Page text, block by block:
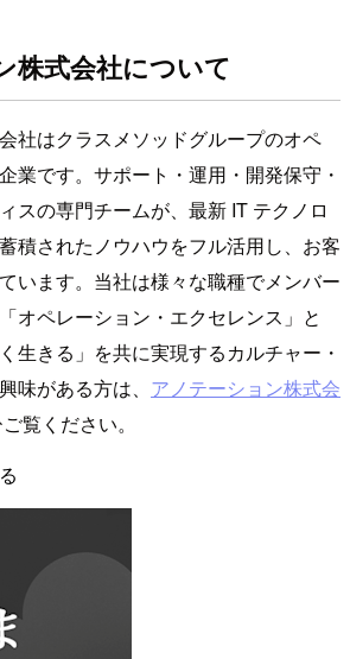
株式会社について
社はクラスメソッドグループのオペ
業です。サポート・運用・開発保守・
スの専門チームが、最新 IT テクノロ
積されたノウハウをフル活用し、お客
います。当社は様々な職種でメンバー
オペレーション・エクセレンス」と
生きる」を共に実現するカルチャー・
味がある方は、 アノテーション株式会
覧ください。